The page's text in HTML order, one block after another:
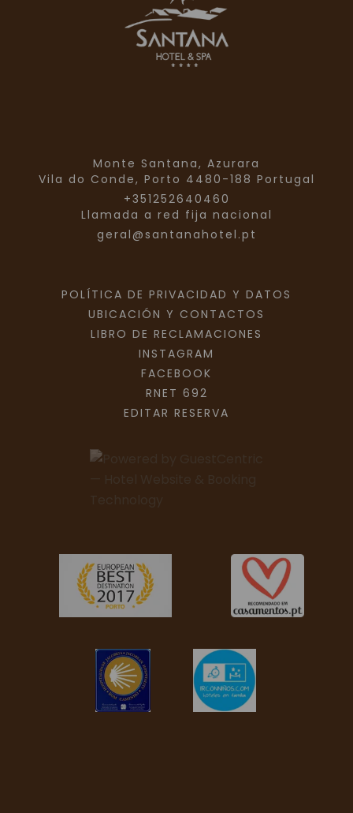
Monte Santana, Azurara
Vila do Conde, Porto 4480-188 Portugal
+351252640460
Llamada a red fija nacional
geral@santanahotel.pt
POLÍTICA DE PRIVACIDAD Y DATOS
UBICACIÓN Y CONTACTOS
LIBRO DE RECLAMACIONES
INSTAGRAM
FACEBOOK
RNET 692
EDITAR RESERVA